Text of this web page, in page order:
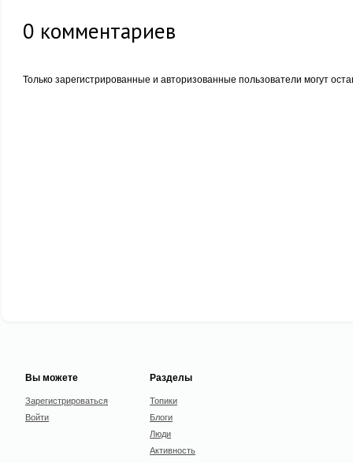
0 комментариев
Только зарегистрированные и авторизованные пользователи могут
Вы можете
Зарегистрироваться
Войти
Разделы
Топики
Блоги
Люди
Активность